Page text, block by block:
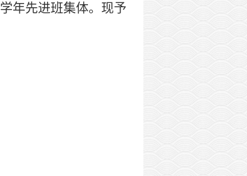
学年先进班集体。现予